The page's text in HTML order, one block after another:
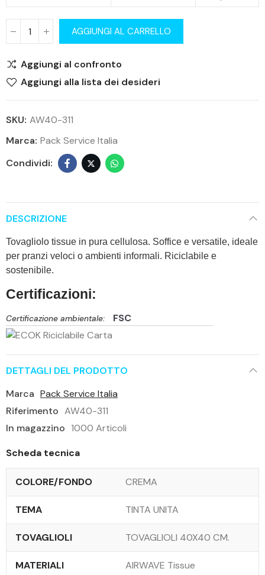
AGGIUNGI AL CARRELLO
Aggiungi al confronto
Aggiungi alla lista dei desideri
SKU: AW40-311
Marca: Pack Service Italia
DESCRIZIONE
Tovagliolo tissue in pura cellulosa. Soffice e versatile, ideale
per pranzi veloci o ambienti informali. Riciclabile e
sostenibile.
Certificazioni:
Certificazione ambientale: FSC
DETTAGLI DEL PRODOTTO
Marca Pack Service Italia
Riferimento AW40-311
In magazzino 1000 Articoli
Scheda tecnica
COLORE/FONDO CREMA
TEMA TINTA UNITA
TOVAGLIOLI TOVAGLIOLI 40X40 CM.
MATERIALI AIRWAVE Tissue